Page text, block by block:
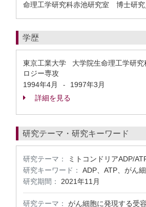
命理工学研究科赤池研究室 博士研
学歴
東京工業大学 大学院生命理工学研
ロジー専攻
1994年4月
-
1997年3月
詳細を見る
研究テーマ・研究キーワード
研究テーマ：
ミトコンドリアADP/
研究キーワード：
ADP、ATP、がん
研究期間：
2021年11月
研究テーマ： がん細胞に発現する受